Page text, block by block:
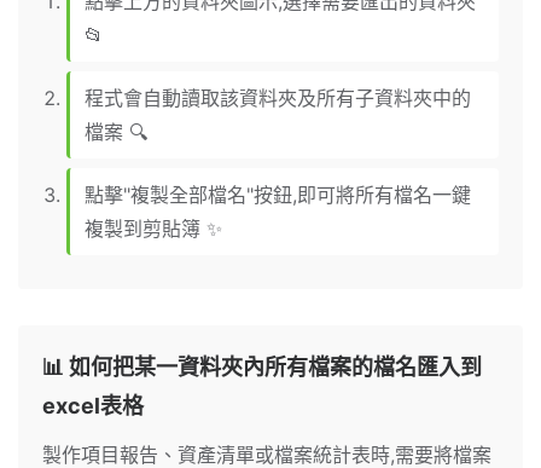
📂
程式會自動讀取該資料夾及所有子資料夾中的
檔案 🔍
點擊"複製全部檔名"按鈕,即可將所有檔名一鍵
複製到剪貼簿 ✨
📊 如何把某一資料夾內所有檔案的檔名匯入到
excel表格
製作項目報告、資產清單或檔案統計表時,需要將檔案